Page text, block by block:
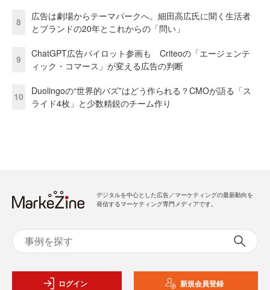
8
広告は劇場からテーマパークへ。細田高広氏に聞く生活者
とブランドの20年とこれからの「問い」
9
ChatGPT広告パイロット参画も Criteoの「エージェンテ
ィック・コマース」が変える広告の判断
10
Duolingoの“世界的バズ”はどう作られる？CMOが語る「ス
ライド4枚」と少数精鋭のチーム作り
デジタルを中心とした広告／マーケティングの最新動向を
発信するマーケティング専門メディアです。
ログイン 新規会員登録